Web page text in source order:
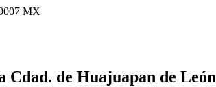
MX
Cdad. de Huajuapan de León